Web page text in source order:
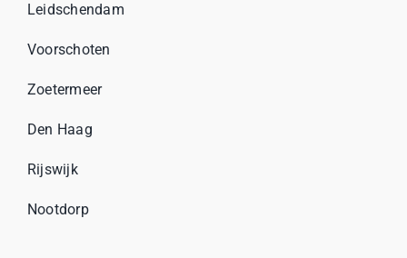
Leidschendam
Voorschoten
Zoetermeer
Den Haag
Rijswijk
Nootdorp